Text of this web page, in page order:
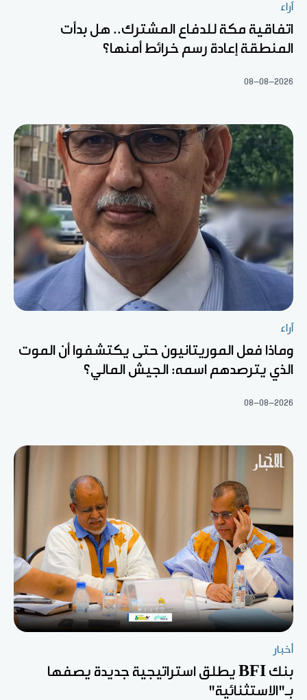
آراء
اتفاقية مكة للدفاع المشترك.. هل بدأت
المنطقة إعادة رسم خرائط أمنها؟
08-08-2026
آراء
وماذا فعل الموريتانيون حتى يكتشفوا أن الموت
الذي يترصدهم اسمه: الجيش المالي؟
08-08-2026
أخبار
بنك BFI يطلق استراتيجية جديدة يصفها
بـ"الاستثنائية"